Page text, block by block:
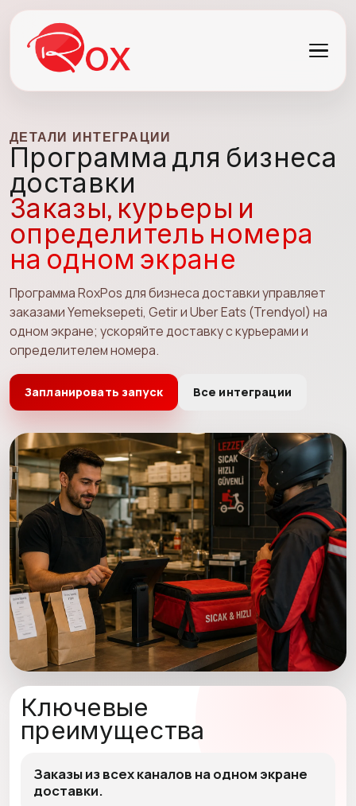
ДЕТАЛИ ИНТЕГРАЦИИ
Программа для бизнеса
доставки
Заказы, курьеры и
определитель номера
на одном экране
Программа RoxPos для бизнеса доставки управляет
заказами Yemeksepeti, Getir и Uber Eats (Trendyol) на
одном экране; ускоряйте доставку с курьерами и
определителем номера.
Запланировать запуск Все интеграции
Ключевые
преимущества
Заказы из всех каналов на одном экране
доставки.